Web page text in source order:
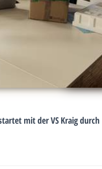
mit der VS Kraig durch